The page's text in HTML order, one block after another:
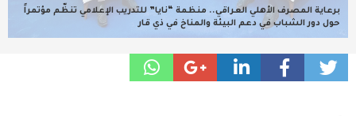
برعاية المصرف الأهلي العراقي.. منظمة “نايا” للتدريب الإعلامي تنظّم مؤتمراً
حول دور الشباب في دعم البيئة والمناخ في ذي قار